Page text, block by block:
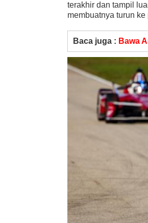
terakhir dan tampil
membuatnya turun
Baca juga : Bawa